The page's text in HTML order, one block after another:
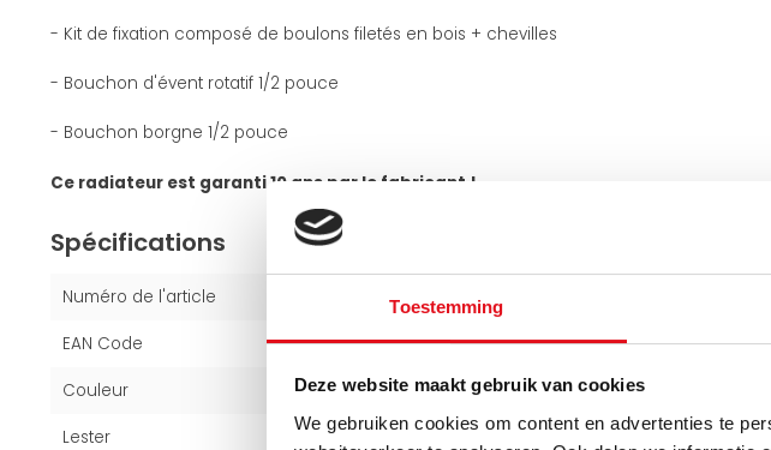
Toestemming
Deze website maakt gebruik van cookies
We gebruiken cookies om content en advertenties te
- Kit de fixation composé de boulons filetés en bois + chevilles
- Bouchon d'évent rotatif 1/2 pouce
- Bouchon borgne 1/2 pouce
Ce radiateur est garanti 10 ans par le fabricant !
Spécifications
Numéro de l'article 1959121
EAN Code 6094108964931
Couleur Noir (RAL 9005)
Lester 24,56 kg